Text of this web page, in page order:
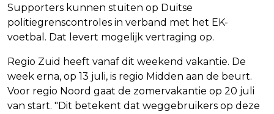
Supporters kunnen stuiten op Duitse
politiegrenscontroles in verband met het EK-
voetbal. Dat levert mogelijk vertraging op.
Regio Zuid heeft vanaf dit weekend vakantie. De
week erna, op 13 juli, is regio Midden aan de beurt.
Voor regio Noord gaat de zomervakantie op 20 juli
van start. "Dit betekent dat weggebruikers op deze